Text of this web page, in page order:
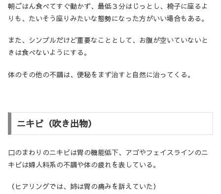
朝ごはん食べてすぐ動かず、最低３分はじっとし、椅子に座るよ
りも、たいそう座りみたいな態勢になった方がいい場合もある。
また、シンプルだけど重要なこととして、お腹が空いていないと
きは食べないようにする。
体のその他の不調は、便秘をまず治すと自然に治ってくる。
ニキビ（吹き出物）
口のまわりのニキビは胃の機能低下、アゴやフェイスラインのニ
キビは婦人科系の不調や体の疲れを表している。
（ヒアリングでは、姉は胃の痛みを訴えていた）